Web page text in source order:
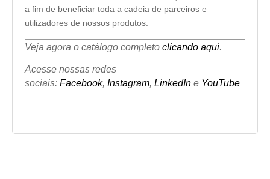
a fim de beneficiar toda a cadeia de parceiros e
utilizadores de nossos produtos.
Veja agora o catálogo completo clicando aqui.
Acesse nossas redes
sociais: Facebook, Instagram, LinkedIn e YouTube